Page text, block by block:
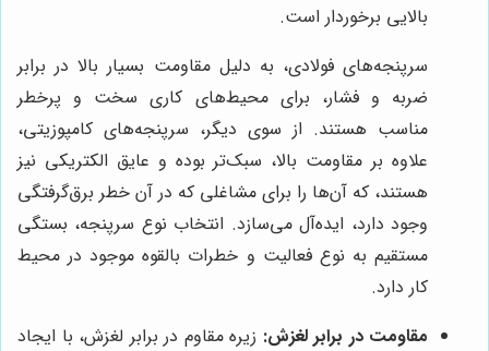
بالایی برخوردار است.
سرپنجه‌های فولادی، به دلیل مقاومت بسیار بالا در برابر
ضربه و فشار، برای محیط‌های کاری سخت و پرخطر
مناسب هستند. از سوی دیگر، سرپنجه‌های کامپوزیتی،
علاوه بر مقاومت بالا، سبک‌تر بوده و عایق الکتریکی نیز
هستند، که آن‌ها را برای مشاغلی که در آن خطر برق‌گرفتگی
وجود دارد، ایده‌آل می‌سازد. انتخاب نوع سرپنجه، بستگی
مستقیم به نوع فعالیت و خطرات بالقوه موجود در محیط
کار دارد.
مقاومت در برابر لغزش: زیره مقاوم در برابر لغزش، با ایجاد